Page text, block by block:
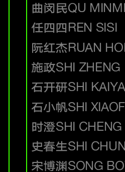
曲闵民QU
任四四REN SISI
阮红杰RUAN
施政SHI ZHENG
石开研SHI
石小帆SHI
时澄SHI CHENG
史春生SHI
宋博渊SONG